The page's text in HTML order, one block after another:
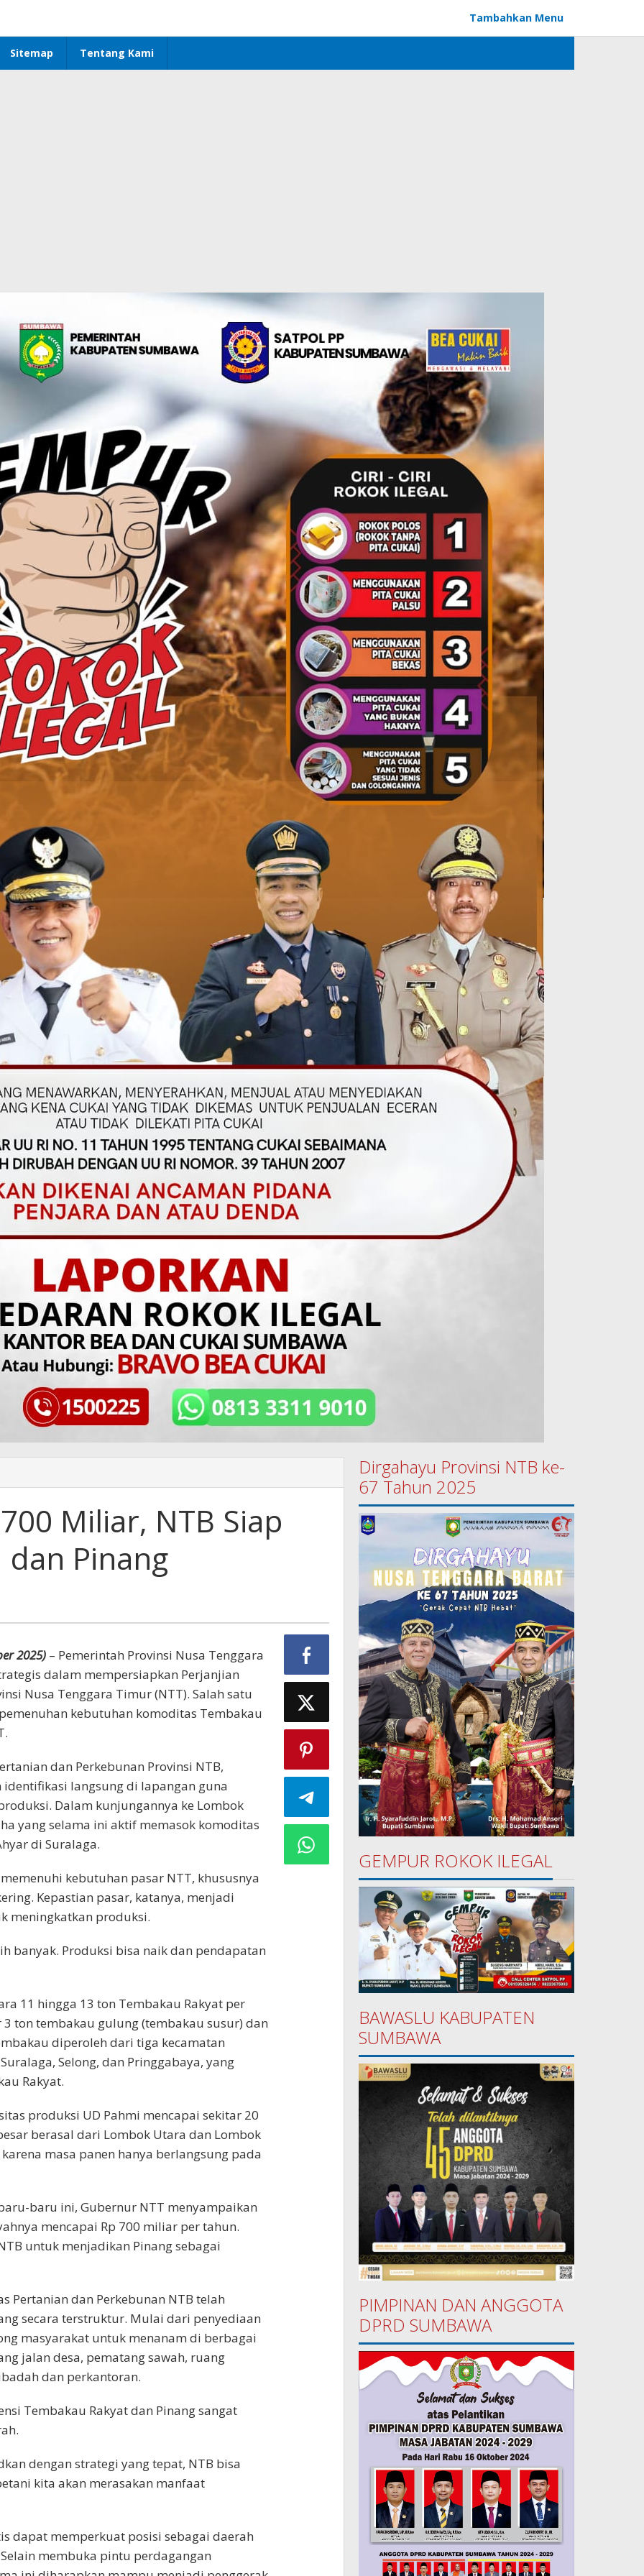
Tambahkan Menu
Sitemap Tentang Kami
Miliar, NTB Siap
dan Pinang
2025) – Pemerintah Provinsi Nusa Tenggara
dalam mempersiapkan Perjanjian
Nusa Tenggara Timur (NTT). Salah satu
kebutuhan komoditas Tembakau
dan Perkebunan Provinsi NTB,
identifikasi langsung di lapangan guna
Dalam kunjungannya ke Lombok
yang selama ini aktif memasok komoditas
di Suralaga.
kebutuhan pasar NTT, khususnya
Kepastian pasar, katanya, menjadi
meningkatkan produksi.
banyak. Produksi bisa naik dan pendapatan
11 hingga 13 ton Tembakau Rakyat per
ton tembakau gulung (tembakau susur) dan
diperoleh dari tiga kecamatan
Selong, dan Pringgabaya, yang
Rakyat.
produksi UD Pahmi mencapai sekitar 20
berasal dari Lombok Utara dan Lombok
masa panen hanya berlangsung pada
baru ini, Gubernur NTT menyampaikan
mencapai Rp 700 miliar per tahun.
untuk menjadikan Pinang sebagai
Pertanian dan Perkebunan NTB telah
secara terstruktur. Mulai dari penyediaan
masyarakat untuk menanam di berbagai
jalan desa, pematang sawah, ruang
dan perkantoran.
Tembakau Rakyat dan Pinang sangat
dengan strategi yang tepat, NTB bisa
kita akan merasakan manfaat
dapat memperkuat posisi sebagai daerah
membuka pintu perdagangan
Dirgahayu Provinsi NTB ke-
67 Tahun 2025
GEMPUR ROKOK ILEGAL
BAWASLU KABUPATEN
SUMBAWA
PIMPINAN DAN ANGGOTA
DPRD SUMBAWA